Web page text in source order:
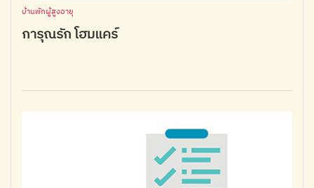
บ้านพักผู้สูงอายุ
การุณรัก โฮมแคร์